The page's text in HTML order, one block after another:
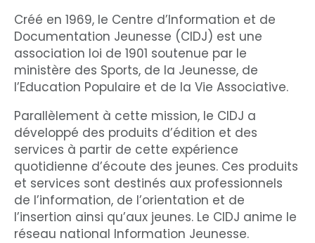
Créé en 1969, le Centre d’Information et de
Documentation Jeunesse (CIDJ) est une
association loi de 1901 soutenue par le
ministère des Sports, de la Jeunesse, de
l’Education Populaire et de la Vie Associative.
Parallèlement à cette mission, le CIDJ a
développé des produits d’édition et des
services à partir de cette expérience
quotidienne d’écoute des jeunes. Ces produits
et services sont destinés aux professionnels
de l’information, de l’orientation et de
l’insertion ainsi qu’aux jeunes. Le CIDJ anime le
réseau national Information Jeunesse.